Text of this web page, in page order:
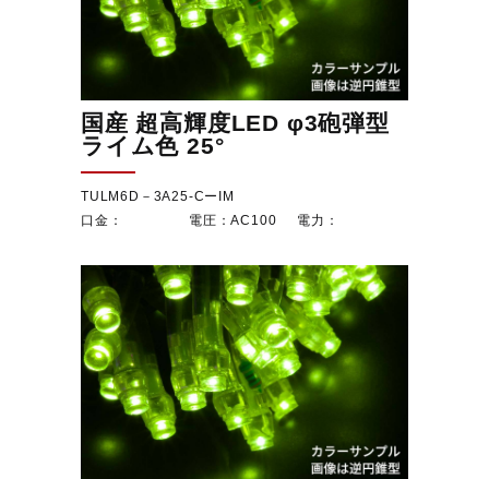
TULM6D－3A25-CーIM
国産 超高輝度LED φ3砲弾型
ライム色 25°
AC100